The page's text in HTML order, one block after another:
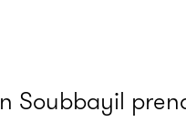
Soubbayil